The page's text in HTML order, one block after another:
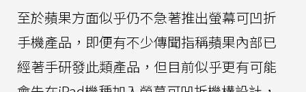
至於蘋果方面似乎仍不急著推出螢幕可凹折
手機產品，即便有不少傳聞指稱蘋果內部已
經著手研發此類產品，但目前似乎更有可能